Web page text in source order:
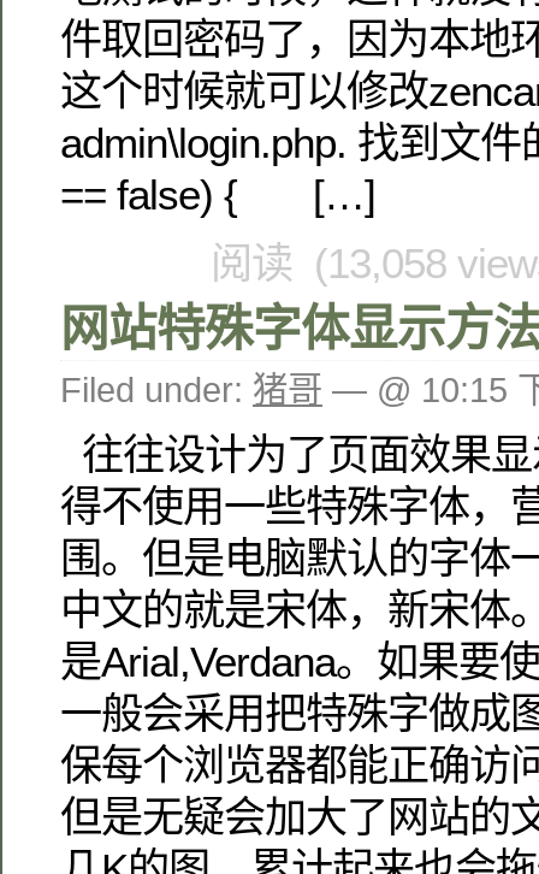
件取回密码了，因为本地
这个时候就可以修改
admin\login.php. 找到文
== false) { […]
阅读 (13,058
网站特殊字体显示
Filed under: 猪哥 — @ 10:15
往往设计为了页面效果
得不使用一些特殊字体，
围。但是电脑默认的字体
中文的就是宋体，新宋体
是Arial,Verdana。如果要
一般会采用把特殊字做成
保每个浏览器都能正确访
但是无疑会加大了网站的